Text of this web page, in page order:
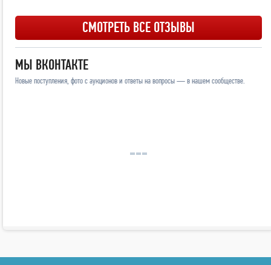
СМОТРЕТЬ ВСЕ ОТЗЫВЫ
МЫ ВКОНТАКТЕ
Новые поступления, фото с аукционов и ответы на вопросы — в нашем сообществе.